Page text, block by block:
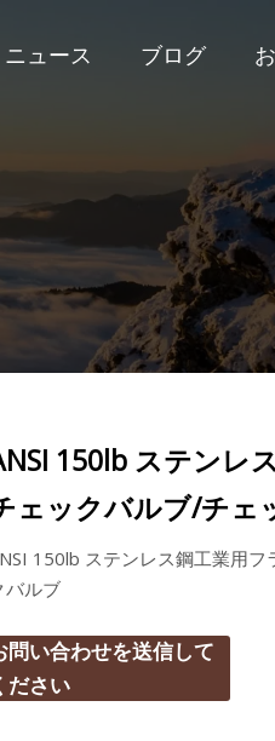
ニュース ブログ
150lb ステンレ
ェックバルブ/チェ
150lb ステンレス鋼工業用
バルブ
問い合わせを送信して
ださい